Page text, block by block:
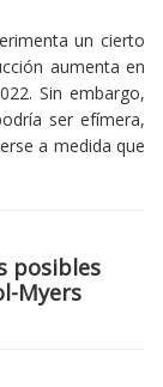
un cierto
aumenta en
Sin embargo,
ser efímera,
a medida que
posibles
Myers